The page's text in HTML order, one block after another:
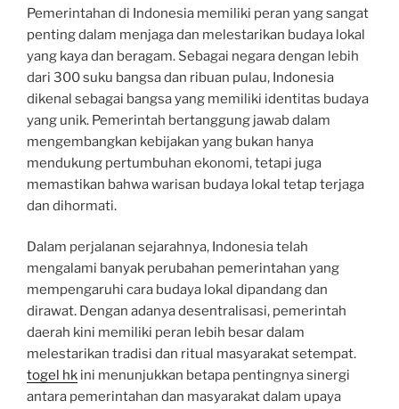
Pemerintahan di Indonesia memiliki peran yang sangat
penting dalam menjaga dan melestarikan budaya lokal
yang kaya dan beragam. Sebagai negara dengan lebih
dari 300 suku bangsa dan ribuan pulau, Indonesia
dikenal sebagai bangsa yang memiliki identitas budaya
yang unik. Pemerintah bertanggung jawab dalam
mengembangkan kebijakan yang bukan hanya
mendukung pertumbuhan ekonomi, tetapi juga
memastikan bahwa warisan budaya lokal tetap terjaga
dan dihormati.
Dalam perjalanan sejarahnya, Indonesia telah
mengalami banyak perubahan pemerintahan yang
mempengaruhi cara budaya lokal dipandang dan
dirawat. Dengan adanya desentralisasi, pemerintah
daerah kini memiliki peran lebih besar dalam
melestarikan tradisi dan ritual masyarakat setempat.
togel hk ini menunjukkan betapa pentingnya sinergi
antara pemerintahan dan masyarakat dalam upaya